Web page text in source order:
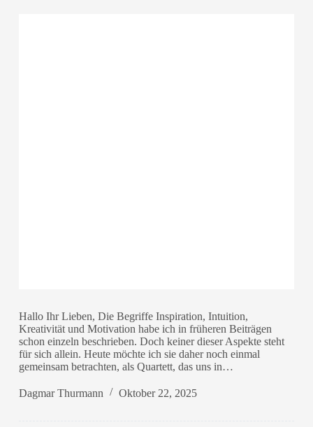
Hallo Ihr Lieben, Die Begriffe Inspiration, Intuition,
Kreativität und Motivation habe ich in früheren Beiträgen
schon einzeln beschrieben. Doch keiner dieser Aspekte steht
für sich allein. Heute möchte ich sie daher noch einmal
gemeinsam betrachten, als Quartett, das uns in…
Dagmar Thurmann Oktober 22, 2025